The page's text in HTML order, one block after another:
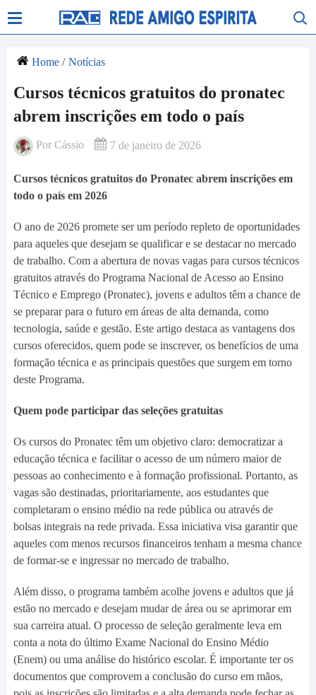
Home/ Notícias
Cursos técnicos gratuitos do pronatec
abrem inscrições em todo o país
Por Cássio 7 de janeiro de 2026
Cursos técnicos gratuitos do Pronatec abrem inscrições em
todo o país em 2026
O ano de 2026 promete ser um período repleto de oportunidades
para aqueles que desejam se qualificar e se destacar no mercado
de trabalho. Com a abertura de novas vagas para cursos técnicos
gratuitos através do Programa Nacional de Acesso ao Ensino
Técnico e Emprego (Pronatec), jovens e adultos têm a chance de
se preparar para o futuro em áreas de alta demanda, como
tecnologia, saúde e gestão. Este artigo destaca as vantagens dos
cursos oferecidos, quem pode se inscrever, os benefícios de uma
formação técnica e as principais questões que surgem em torno
deste Programa.
Quem pode participar das seleções gratuitas
Os cursos do Pronatec têm um objetivo claro: democratizar a
educação técnica e facilitar o acesso de um número maior de
pessoas ao conhecimento e à formação profissional. Portanto, as
vagas são destinadas, prioritariamente, aos estudantes que
completaram o ensino médio na rede pública ou através de
bolsas integrais na rede privada. Essa iniciativa visa garantir que
aqueles com menos recursos financeiros tenham a mesma chance
de formar-se e ingressar no mercado de trabalho.
Além disso, o programa também acolhe jovens e adultos que já
estão no mercado e desejam mudar de área ou se aprimorar em
sua carreira atual. O processo de seleção geralmente leva em
conta a nota do último Exame Nacional do Ensino Médio
(Enem) ou uma análise do histórico escolar. É importante ter os
documentos que comprovem a conclusão do curso em mãos,